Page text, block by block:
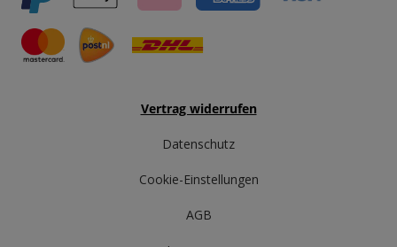
Vertrag widerrufen
Datenschutz
Cookie-Einstellungen
AGB